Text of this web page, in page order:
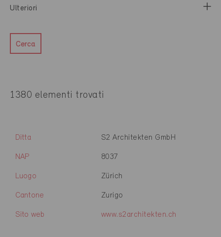
Ulteriori
Cerca
1380 elementi trovati
Ditta S2 Architekten GmbH
NAP 8037
Luogo Zürich
Cantone Zurigo
Sito web www.s2architekten.ch